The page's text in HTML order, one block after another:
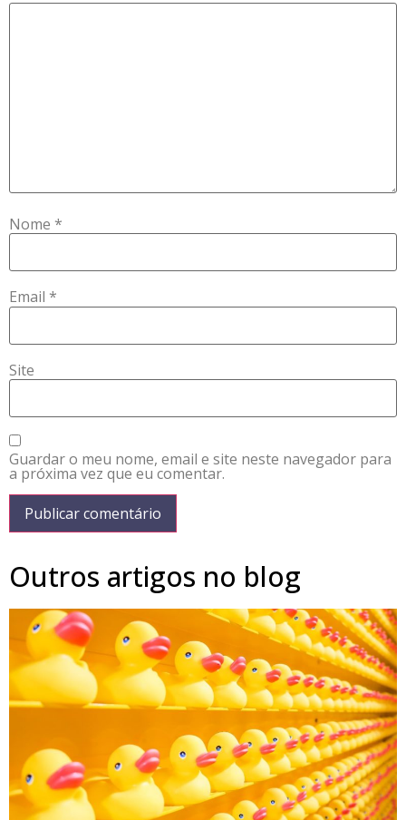
Nome *
Email *
Site
Guardar o meu nome, email e site neste navegador para
a próxima vez que eu comentar.
Outros artigos no blog